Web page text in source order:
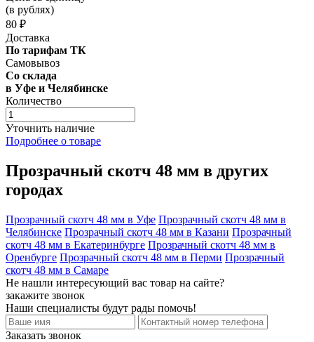
(в рублях)
80 ₽
Доставка
По тарифам ТК
Самовывоз
Со склада
в Уфе и Челябинске
Количество
Уточнить наличие
Подробнее о товаре
Прозрачный скотч 48 мм в других
городах
Прозрачный скотч 48 мм в Уфе Прозрачный скотч 48 мм в
Челябинске Прозрачный скотч 48 мм в Казани Прозрачный
скотч 48 мм в Екатеринбурге Прозрачный скотч 48 мм в
Оренбурге Прозрачный скотч 48 мм в Перми Прозрачный
скотч 48 мм в Самаре
Не нашли интересующий вас товар на сайте?
закажите звонок
Наши специалисты будут рады помочь!
Заказать звонок